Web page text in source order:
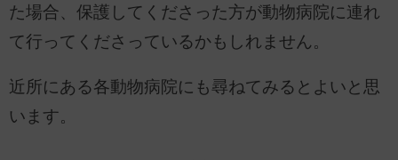
た場合、保護してくださった方が動物病院に連れ
て行ってくださっているかもしれません。
近所にある各動物病院にも尋ねてみるとよいと思
います。